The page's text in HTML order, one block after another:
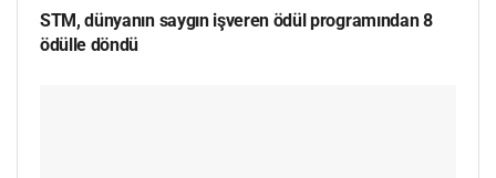
STM, dünyanın saygın işveren ödül programından 8
ödülle döndü